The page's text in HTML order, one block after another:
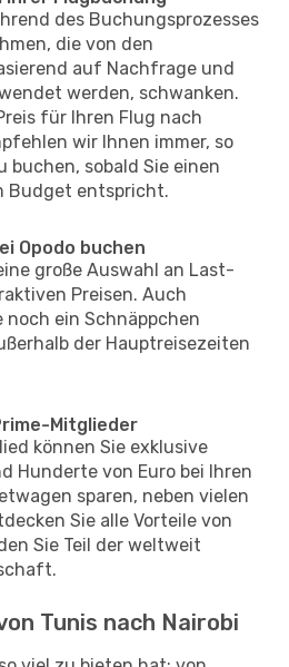
des Buchungsprozesses
die von den
auf Nachfrage und
werden, schwanken.
für Ihren Flug nach
wir Ihnen immer, so
buchen, sobald Sie einen
Budget entspricht.
Opodo buchen
große Auswahl an Last-
Preisen. Auch
ein Schnäppchen
der Hauptreisezeiten
Mitglieder
können Sie exklusive
Hunderte von Euro bei Ihren
sparen, neben vielen
Sie alle Vorteile von
Sie Teil der weltweit
Tunis nach Nairobi